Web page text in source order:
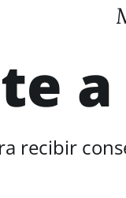
recibir